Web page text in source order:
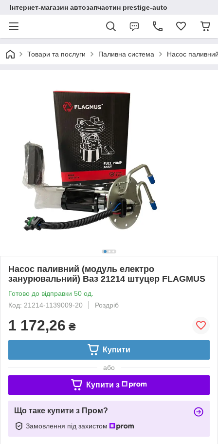
Інтернет-магазин автозапчастин prestige-auto
Товари та послуги Паливна система Насос
Насос паливний (модуль електро
занурювальний) Ваз 21214 штуцер FLAGMUS
Готово до відправки 50 од.
Код: 21214-1139009-20
Роздріб
1 172,26 ₴
Купити
або
Купити з
Що таке купити з Пром?
Замовлення під захистом